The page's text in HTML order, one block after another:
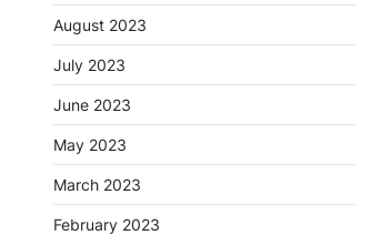
August 2023
July 2023
June 2023
May 2023
March 2023
February 2023